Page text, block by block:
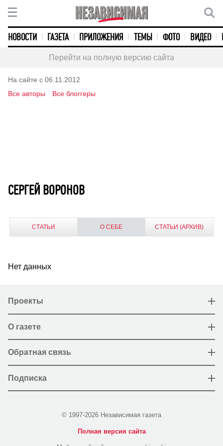
НОВОСТИ ГАЗЕТА ПРИЛОЖЕНИЯ ТЕМЫ ФОТО ВИДЕО
Перейти на полную версию сайта
На сайте с 06.11.2012
Все авторы
Все блоггеры
СЕРГЕЙ ВОРОНОВ
СТАТЬИ О СЕБЕ СТАТЬИ (АРХИВ)
Нет данных
Проекты
О газете
Обратная связь
Подписка
© 1997-2026 Независимая газета
Полная версия сайта